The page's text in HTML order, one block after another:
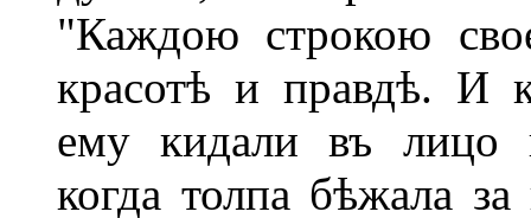
"Каждою строкою
красотѣ и правдѣ. И
ему кидали въ лицо
когда толпа бѣжала